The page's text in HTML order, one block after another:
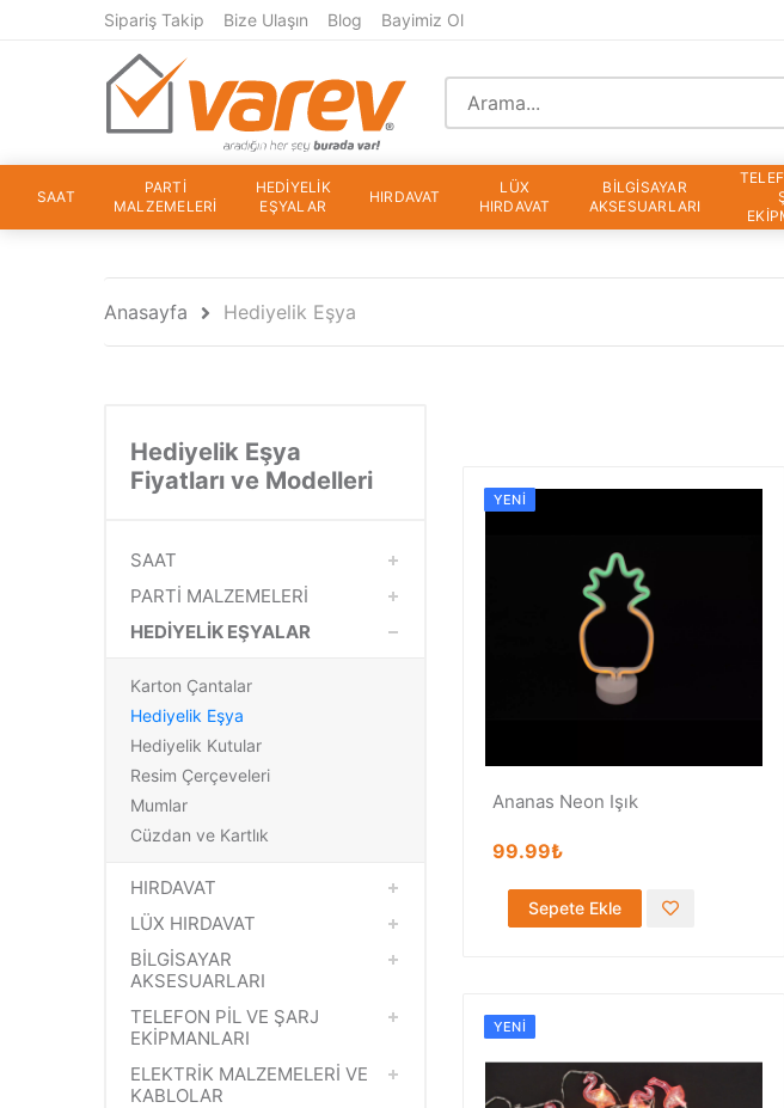
Sipariş Takip Bize Ulaşın Blog Bayimiz Ol
SAAT
PARTİ
MALZEMELERİ
HEDİYELİK
EŞYALAR
HIRDAVAT
LÜX
HIRDAVAT
BİLGİSAYAR
AKSESUARLARI
Anasayfa Hediyelik Eşya
Hediyelik Eşya
Fiyatları ve Modelleri
SAAT
PARTİ MALZEMELERİ
HEDİYELİK EŞYALAR
Karton Çantalar
Hediyelik Eşya
Hediyelik Kutular
Resim Çerçeveleri
Mumlar
Cüzdan ve Kartlık
HIRDAVAT
LÜX HIRDAVAT
BİLGİSAYAR
AKSESUARLARI
TELEFON PİL VE ŞARJ
EKİPMANLARI
ELEKTRİK MALZEMELERİ VE
KABLOLAR
YENI
Ananas Neon Işık
99.99₺
Sepete Ekle
YENI